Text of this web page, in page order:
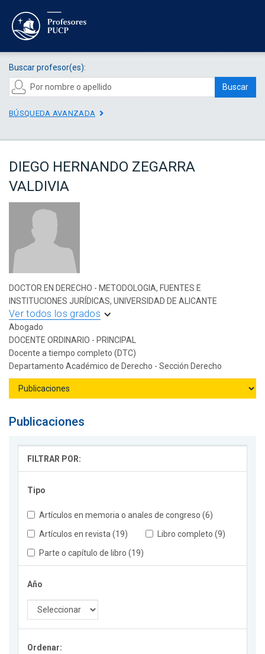
Buscar profesor(es):
Buscar
BÚSQUEDA AVANZADA
DIEGO HERNANDO ZEGARRA
VALDIVIA
DOCTOR EN DERECHO - METODOLOGIA, FUENTES E
INSTITUCIONES JURÍDICAS, UNIVERSIDAD DE ALICANTE
Ver todos los grados
Abogado
DOCENTE ORDINARIO - PRINCIPAL
Docente a tiempo completo (DTC)
Departamento Académico de Derecho - Sección Derecho
Publicaciones
FILTRAR POR:
Tipo
Artículos en memoria o anales de congreso (6)
Artículos en revista (19)
Libro completo (9)
Parte o capítulo de libro (19)
Año
Ordenar: